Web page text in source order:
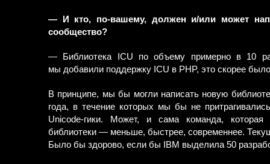
— И кто, по-вашему, должен и/или может
сообщество?
— Библиотека ICU по объему примерно в 10
мы добавили поддержку ICU в PHP, это скорее
В принципе, мы бы могли написать новую
года, в течение которых мы бы не
Unicode-гики. Может, и сама команда,
библиотеки — меньше, быстрее, современнее.
Было бы здорово, если бы IBM выделила 50